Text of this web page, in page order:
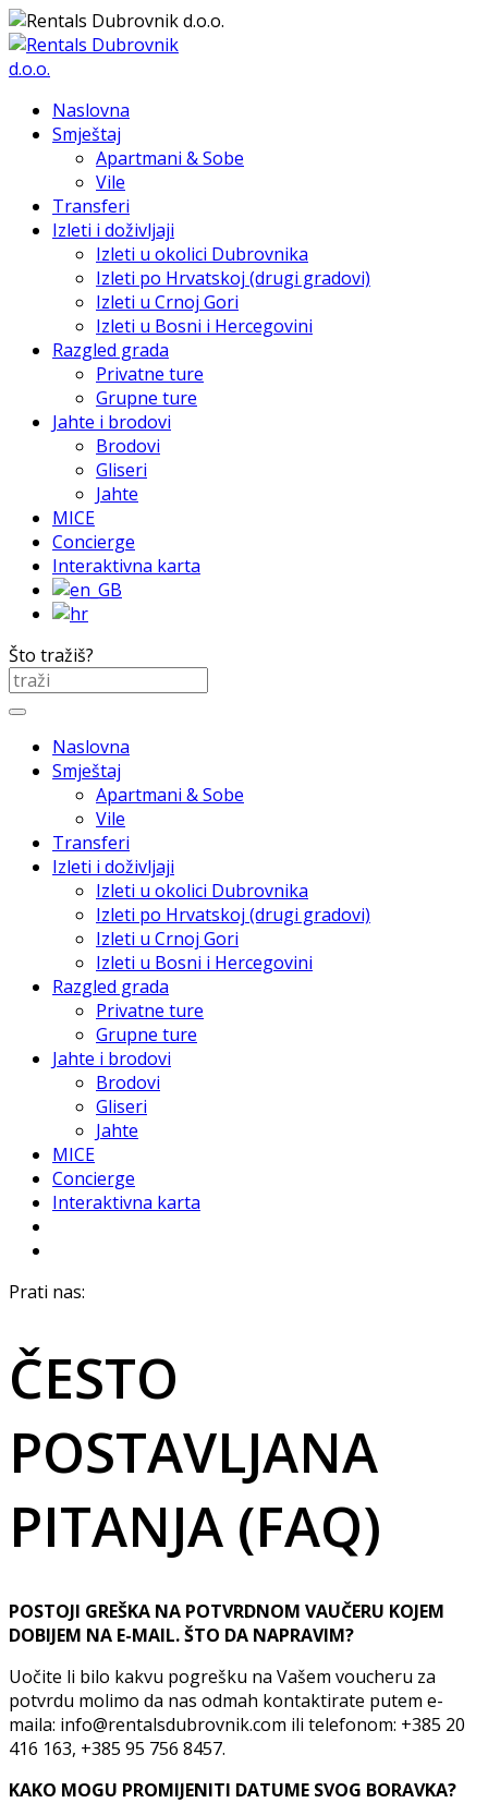
Naslovna
Smještaj
Apartmani & Sobe
Vile
Transferi
Izleti i doživljaji
Izleti u okolici Dubrovnika
Izleti po Hrvatskoj (drugi gradovi)
Izleti u Crnoj Gori
Izleti u Bosni i Hercegovini
Razgled grada
Privatne ture
Grupne ture
Jahte i brodovi
Brodovi
Gliseri
Jahte
MICE
Concierge
Interaktivna karta
Što tražiš?
Naslovna
Smještaj
Apartmani & Sobe
Vile
Transferi
Izleti i doživljaji
Izleti u okolici Dubrovnika
Izleti po Hrvatskoj (drugi gradovi)
Izleti u Crnoj Gori
Izleti u Bosni i Hercegovini
Razgled grada
Privatne ture
Grupne ture
Jahte i brodovi
Brodovi
Gliseri
Jahte
MICE
Concierge
Interaktivna karta
Prati nas:
ČESTO
POSTAVLJANA
PITANJA (FAQ)
POSTOJI GREŠKA NA POTVRDNOM VAUČERU KOJEM
DOBIJEM NA E-MAIL. ŠTO DA NAPRAVIM?
Uočite li bilo kakvu pogrešku na Vašem voucheru za
potvrdu molimo da nas odmah kontaktirate putem e-
maila: info@rentalsdubrovnik.com ili telefonom: +385 20
416 163, +385 95 756 8457.
KAKO MOGU PROMIJENITI DATUME SVOG BORAVKA?